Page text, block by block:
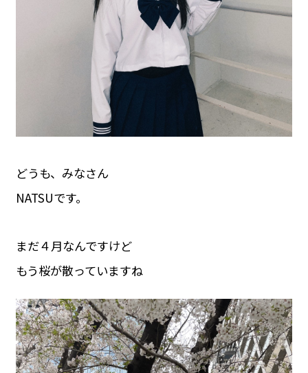
どうも、みなさん
NATSUです。
まだ４月なんですけど
もう桜が散っていますね